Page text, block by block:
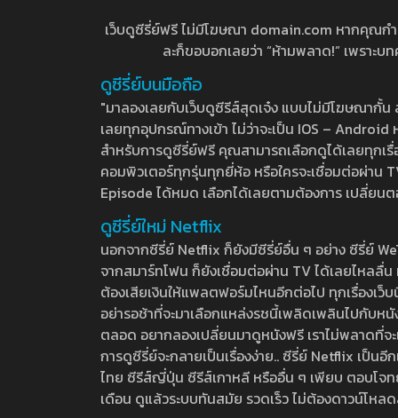
เว็บดูซีรี่ย์ฟรี ไม่มีโฆษณา domain.com หากคุณก
ละก็ขอบอกเลยว่า “ห้ามพลาด!” เพราะ
ดูซีรี่ย์บนมือถือ
"มาลองเลยกับเว็บดูซีรีส์สุดเจ๋ง แบบไม่มีโฆษณากั้
เลยทุกอุปกรณ์ทางเข้า ไม่ว่าจะเป็น IOS –
สำหรับการดูซีรี่ย์ฟรี คุณสามารถเลือกดูได้เลยทุกเ
คอมพิวเตอร์ทุกรุ่นทุกยี่ห้อ หรือใครจะเชื่อมต่อผ่าน
Episode ได้หมด เลือกได้เลยตามต้องการ เปลี่ยน
ดูซีรี่ย์ใหม่ Netflix
นอกจากซีรี่ย์ Netflix ก็ยังมีซีรี่ย์อื่น ๆ อย่าง ซีรี่ย์
จากสมาร์ทโฟน ก็ยังเชื่อมต่อผ่าน TV ได้เลยไหลลื่
ต้องเสียเงินให้แพลตฟอร์มไหนอีกต่อไป ทุกเรื่องเว็
อย่ารอช้าที่จะมาเลือกแหล่งรชนี้เพลิดเพลินไปกับห
ตลอด อยากลองเปลี่ยนมาดูหนังฟรี เราไม่พลาดที่
การดูซีรี่ย์จะกลายเป็นเรื่องง่าย.. ซีรี่ย์ Netflix เป็น
ไทย ซีรีส์ญี่ปุ่น ซีรีส์เกาหลี หรืออื่น ๆ เพียบ ตอบโจท
เดือน ดูแล้วระบบทันสมัย รวดเร็ว ไม่ต้องดาวน์โห